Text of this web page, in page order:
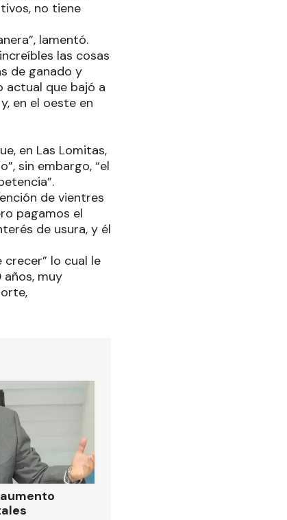
no tiene
lamentó.
las cosas
de ganado y
actual que bajó a
en el oeste en
en Las Lomitas,
sin embargo, “el
de vientres
pagamos el
de usura, y él
lo cual le
años, muy